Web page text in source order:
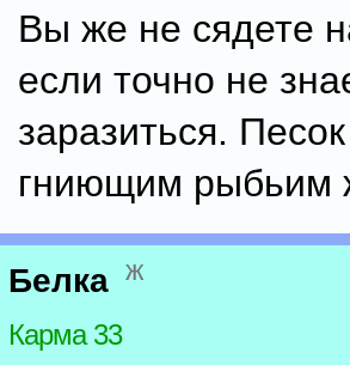
Вы же не сядете
если точно не
заразиться.
гниющим рыбьим
Белка ж
Карма 33